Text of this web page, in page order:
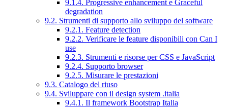
9.1.4. Progressive enhancement e Graceful
degradation
9.2. Strumenti di supporto allo sviluppo del software
9.2.1. Feature detection
9.2.2. Verificare le feature disponibili con Can I
use
9.2.3. Strumenti e risorse per CSS e JavaScript
9.2.4. Supporto browser
9.2.5. Misurare le prestazioni
9.3. Catalogo del riuso
9.4. Sviluppare con il design system .italia
9.4.1. Il framework Bootstrap Italia